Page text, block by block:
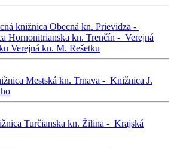
knižnica Obecná kn. Prievidza -
Hornonitrianska kn. Trenčín - Verejná
Verejná kn. M. Rešetku
Mestská kn. Trnava - Knižnica J.
Turčianska kn. Žilina - Krajská